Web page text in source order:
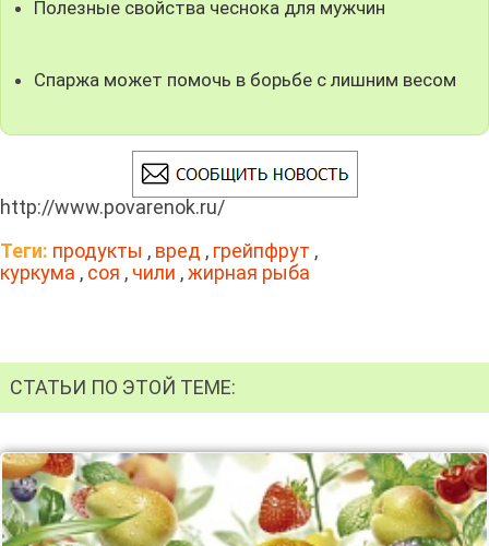
Полезные свойства чеснока для мужчин
Спаржа может помочь в борьбе с лишним весом
http://www.povarenok.ru/
Теги: продукты , вред , грейпфрут ,
куркума , соя , чили ,жирная рыба
СТАТЬИ ПО ЭТОЙ ТЕМЕ: